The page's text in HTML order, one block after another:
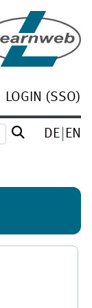
LOGIN (SSO)
DE EN